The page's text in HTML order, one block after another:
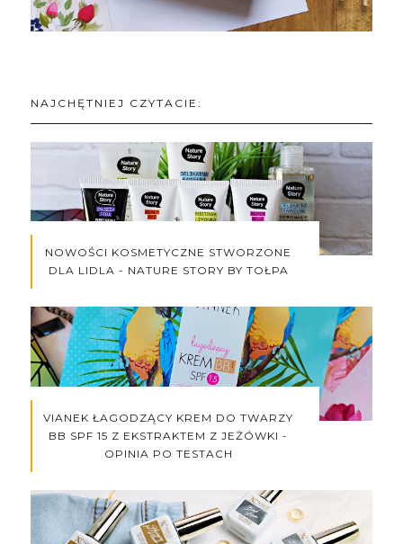
NAJCHĘTNIEJ CZYTACIE:
NOWOŚCI KOSMETYCZNE STWORZONE
DLA LIDLA - NATURE STORY BY TOŁPA
VIANEK ŁAGODZĄCY KREM DO TWARZY
BB SPF 15 Z EKSTRAKTEM Z JEŻÓWKI -
OPINIA PO TESTACH